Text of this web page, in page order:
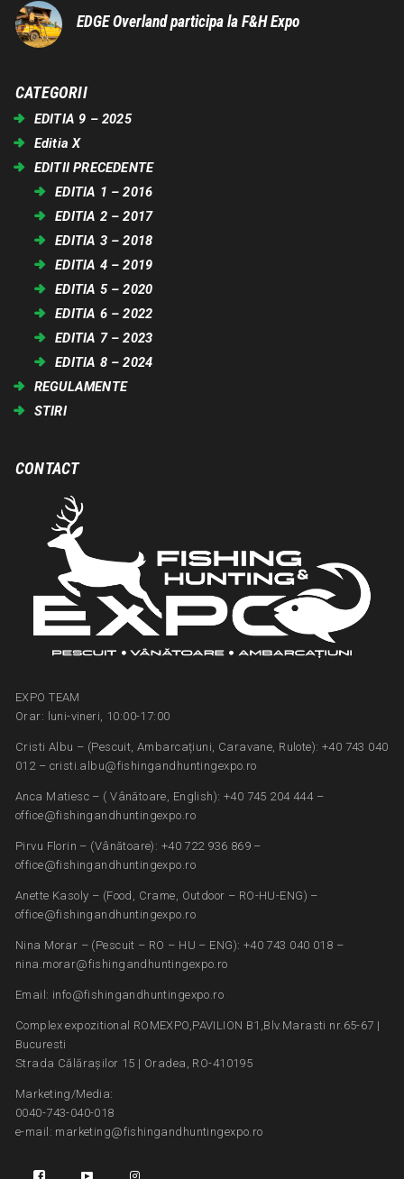
EDGE Overland participa la F&H Expo
CATEGORII
EDITIA 9 – 2025
Editia X
EDITII PRECEDENTE
EDITIA 1 – 2016
EDITIA 2 – 2017
EDITIA 3 – 2018
EDITIA 4 – 2019
EDITIA 5 – 2020
EDITIA 6 – 2022
EDITIA 7 – 2023
EDITIA 8 – 2024
REGULAMENTE
STIRI
CONTACT
EXPO TEAM
Orar: luni-vineri, 10:00-17:00
Cristi Albu – (Pescuit, Ambarcațiuni, Caravane, Rulote): +40 743 040
012 – cristi.albu@fishingandhuntingexpo.ro
Anca Matiesc – ( Vânătoare, English): +40 745 204 444 –
office@fishingandhuntingexpo.ro
Pirvu Florin – (Vânătoare): +40 722 936 869 –
office@fishingandhuntingexpo.ro
Anette Kasoly – (Food, Crame, Outdoor – RO-HU-ENG) –
office@fishingandhuntingexpo.ro
Nina Morar – (Pescuit – RO – HU – ENG): +40 743 040 018 –
nina.morar@fishingandhuntingexpo.ro
Email: info@fishingandhuntingexpo.ro
Complex expozitional ROMEXPO,PAVILION B1,Blv.Marasti nr.65-67 |
Bucuresti
Strada Călărașilor 15 | Oradea, RO-410195
Marketing/Media:
0040-743-040-018
e-mail: marketing@fishingandhuntingexpo.ro